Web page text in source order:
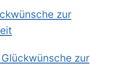
zur
zur